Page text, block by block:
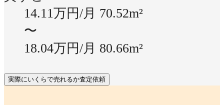
14.11万円/月 70.52m²
〜
18.04万円/月 80.66m²
実際にいくらで売れるか査定依頼